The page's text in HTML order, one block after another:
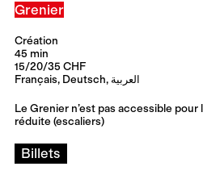
Grenier
Création
45 min
15/20/35 CHF
Français, Deutsch, العربية
Le Grenier n’est pas accessible
réduite (escaliers)
Billets